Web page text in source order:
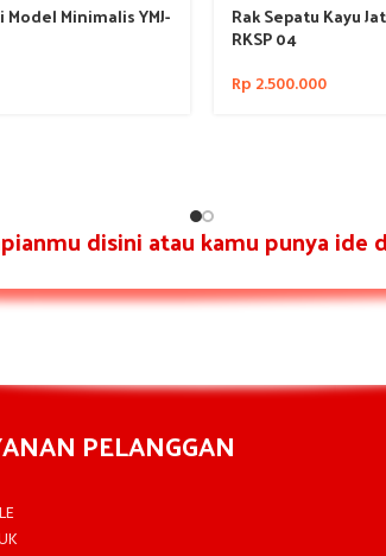
Model Minimalis YMJ- Rak Sepatu Kayu
RKSP 04
Rp 2.500.000
disini atau kamu punya ide
PELANGGAN